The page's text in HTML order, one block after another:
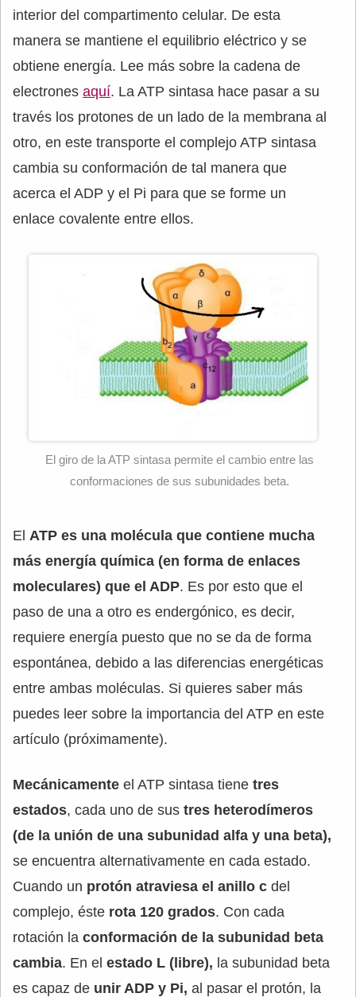
interior del compartimento celular. De esta
manera se mantiene el equilibrio eléctrico y se
obtiene energía. Lee más sobre la cadena de
electrones aquí. La ATP sintasa hace pasar a su
través los protones de un lado de la membrana al
otro, en este transporte el complejo ATP sintasa
cambia su conformación de tal manera que
acerca el ADP y el Pi para que se forme un
enlace covalente entre ellos.
El giro de la ATP sintasa permite el cambio entre las
conformaciones de sus subunidades beta.
El ATP es una molécula que contiene mucha
más energía química (en forma de enlaces
moleculares) que el ADP. Es por esto que el
paso de una a otro es endergónico, es decir,
requiere energía puesto que no se da de forma
espontánea, debido a las diferencias energéticas
entre ambas moléculas. Si quieres saber más
puedes leer sobre la importancia del ATP en este
artículo (próximamente).
Mecánicamente el ATP sintasa tiene tres
estados, cada uno de sus tres heterodímeros
(de la unión de una subunidad alfa y una beta),
se encuentra alternativamente en cada estado.
Cuando un protón atraviesa el anillo c del
complejo, éste rota 120 grados. Con cada
rotación la conformación de la subunidad beta
cambia. En el estado L (libre), la subunidad beta
es capaz de unir ADP y Pi, al pasar el protón, la